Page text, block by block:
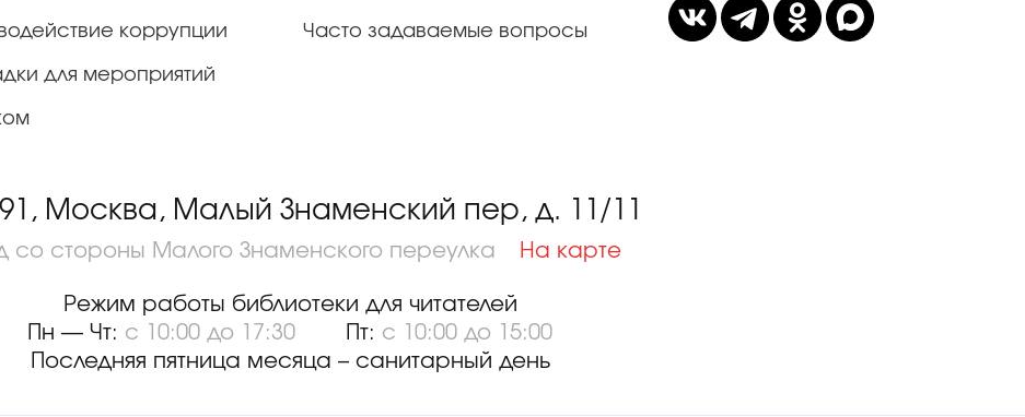
коррупции
для мероприятий
Часто задаваемые вопросы
Москва, Малый Знаменский пер, д. 11/11
со стороны Малого Знаменского переулка На карте
Режим работы библиотеки для читателей
Пн — Чт: с 10:00 до 17:30 Пт: с 10:00 до 15:00
Последняя пятница месяца – санитарный день